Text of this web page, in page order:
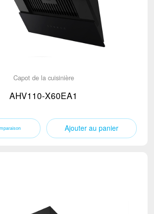
Capot de la cuisinière
AHV110-X60EA1
Ajouter au panier